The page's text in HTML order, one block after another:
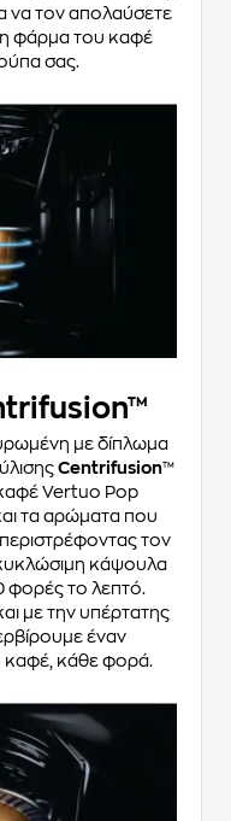
να τον απολαύσετε
φάρμα του καφέ
σας.
με δίπλωμα
Centrifusion™
Vertuo Pop
τα αρώματα που
τον
κάψουλα
το λεπτό.
με την υπέρτατης
έναν
καφέ, κάθε φορά.